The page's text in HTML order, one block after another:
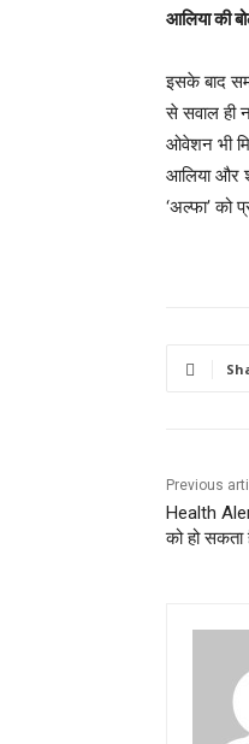
आलिया की
इसके बाद
से सवाल ही
ओवेशन भी
आलिया और
‘अल्फा’ को
Previous
Health
को हो